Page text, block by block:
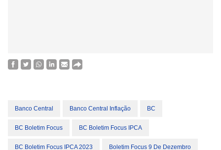
Banco Central Banco Central Inflação BC
BC Boletim Focus BC Boletim Focus IPCA
BC Boletim Focus IPCA 2023 Boletim Focus 9 De Dezembro